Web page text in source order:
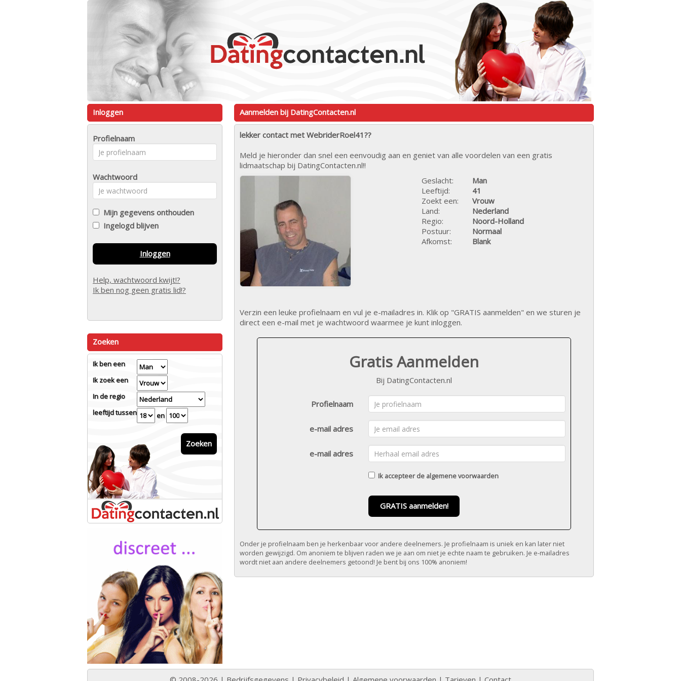
Aanmelden bij DatingContacten.nl
lekker contact met WebriderRoel41??
Meld je hieronder dan snel een eenvoudig aan en geniet van alle voordelen van een gratis
lidmaatschap bij DatingContacten.nl!!
Geslacht:
Man
Leeftijd:
41
Zoekt een:
Vrouw
Land:
Nederland
Regio:
Noord-Holland
Postuur:
Normaal
Afkomst:
Blank
Verzin een leuke profielnaam en vul je e-mailadres in. Klik op "GRATIS aanmelden" en we sturen je
direct een e-mail met je wachtwoord waarmee je kunt inloggen.
Gratis Aanmelden
Bij DatingContacten.nl
Profielnaam
e-mail adres
e-mail adres
Ik accepteer de algemene voorwaarden
GRATIS aanmelden!
Onder je profielnaam ben je herkenbaar voor andere deelnemers. Je profielnaam is uniek en kan later niet
worden gewijzigd. Om anoniem te blijven raden we je aan om niet je echte naam te gebruiken. Je e-mailadres
wordt niet aan andere deelnemers getoond! Je bent bij ons 100% anoniem!
Inloggen
Profielnaam
Wachtwoord
Mijn gegevens onthouden
Ingelogd blijven
Inloggen
Help, wachtwoord kwijt!?
Ik ben nog geen gratis lid!?
Zoeken
Ik ben een
Ik zoek een
In de regio
leeftijd tussen
en
Zoeken